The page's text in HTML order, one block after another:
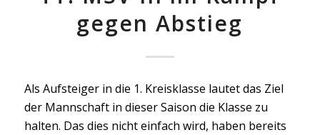
gegen Abstieg
Als Aufsteiger in die 1. Kreisklasse lautet das Ziel
der Mannschaft in dieser Saison die Klasse zu
halten. Das dies nicht einfach wird, haben bereits